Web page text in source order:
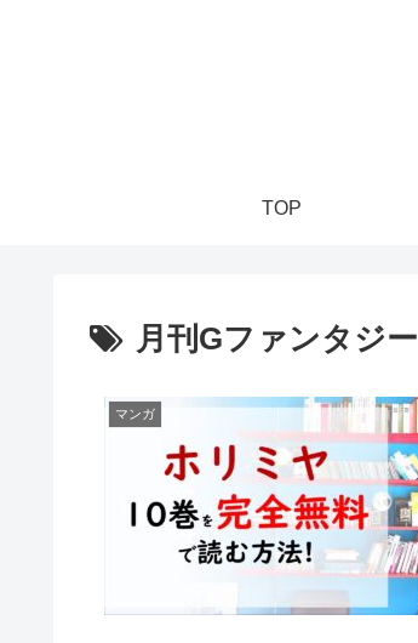
TOP
月刊Gファンタジー
マンガ